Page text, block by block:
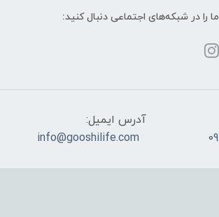
ما را در شبکه‌های اجتماعی دنبال کنید:
آدرس ایمیل:
info@gooshilife.com